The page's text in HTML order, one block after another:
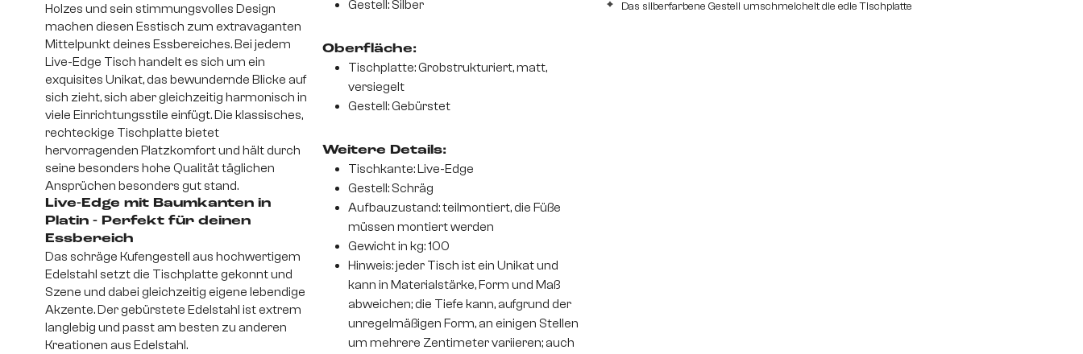
Das silberfarbene Gestell umschmeichelt die edle Tischplatte
Holzes und sein stimmungsvolles Design
machen diesen Esstisch zum extravaganten
Mittelpunkt deines Essbereiches. Bei jedem
Live-Edge Tisch handelt es sich um ein
exquisites Unikat, das bewundernde Blicke auf
sich zieht, sich aber gleichzeitig harmonisch in
viele Einrichtungsstile einfügt. Die klassisches,
rechteckige Tischplatte bietet
hervorragenden Platzkomfort und hält durch
seine besonders hohe Qualität täglichen
Ansprüchen besonders gut stand.
Live-Edge mit Baumkanten in
Platin - Perfekt für deinen
Essbereich
Das schräge Kufengestell aus hochwertigem
Edelstahl setzt die Tischplatte gekonnt und
Szene und dabei gleichzeitig eigene lebendige
Akzente. Der gebürstete Edelstahl ist extrem
langlebig und passt am besten zu anderen
Kreationen aus Edelstahl.
Gestell: Silber
Oberfläche:
Tischplatte: Grobstrukturiert, matt,
versiegelt
Gestell: Gebürstet
Weitere Details:
Tischkante: Live-Edge
Gestell: Schräg
Aufbauzustand: teilmontiert, die Füße
müssen montiert werden
Gewicht in kg: 100
Hinweis: jeder Tisch ist ein Unikat und
kann in Materialstärke, Form und Maß
abweichen; die Tiefe kann, aufgrund der
unregelmäßigen Form, an einigen Stellen
um mehrere Zentimeter variieren; auch